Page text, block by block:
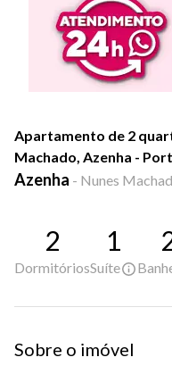
Apartamento de 2
Machado, Azenha -
Azenha - Nunes
2
Dormitórios
1
Suíte
Sobre o imóvel